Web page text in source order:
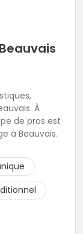
À
de pros est
à Beauvais.